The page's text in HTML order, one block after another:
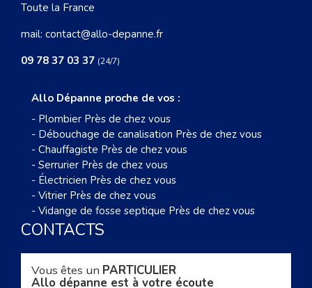
Toute la France
mail: contact@allo-depanne.fr
09 78 37 03 37 (24/7)
Allo Dépanne proche de vos :
- Plombier Près de chez vous
- Débouchage de canalisation Près de chez vous
- Chauffagiste Près de chez vous
- Serrurier Près de chez vous
- Électricien Près de chez vous
- Vitrier Près de chez vous
- Vidange de fosse septique Près de chez vous
CONTACTS
Vous êtes un PARTICULIER
Allo dépanne est à votre écoute